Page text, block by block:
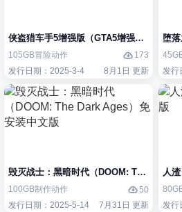
侠盗猎车手5增强版（GTA5增强版（
105GB冒险动作
173
发行日期：2025-3-4
8月1日 更新
堕
发行
毁灭战士：黑暗时代（DOOM: The Dark
100GB制作动作
50
发行日期：2025-5-14
7月31日 更新
人
发行